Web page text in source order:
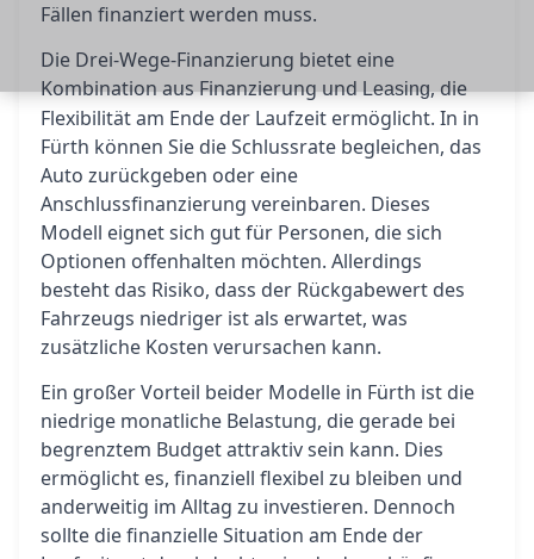
Fällen finanziert werden muss.
Die Drei-Wege-Finanzierung bietet eine
Kombination aus Finanzierung undLeasing, die
Flexibilität am Ende der Laufzeit ermöglicht. In in
Fürth können Sie die Schlussrate begleichen, das
Auto zurückgeben oder eine
Anschlussfinanzierung vereinbaren. Dieses
Modell eignet sich gut für Personen, die sich
Optionen offenhalten möchten. Allerdings
besteht das Risiko, dass der Rückgabewert des
Fahrzeugs niedriger ist als erwartet, was
zusätzliche Kosten verursachen kann.
Ein großer Vorteil beider Modelle in Fürth ist die
niedrige monatliche Belastung, die gerade bei
begrenztem Budget attraktiv sein kann. Dies
ermöglicht es, finanziell flexibel zu bleiben und
anderweitig im Alltag zu investieren. Dennoch
sollte die finanzielle Situation am Ende der